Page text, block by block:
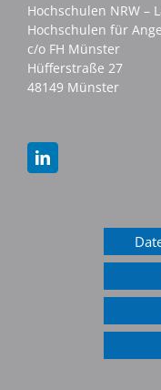
Hochschulen NRW –
Hochschulen für
c/o FH Münster
Hüfferstraße 27
48149 Münster